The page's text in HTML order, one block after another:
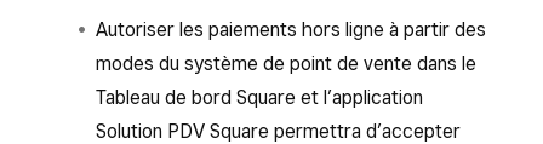
session hors ligne. Cependant, il est fortement
recommandé de téléverser vos paiements hors
ligne dans un délai de 24 heures pour réduire le
risque de rétrofacturations ou de refus de
Autoriser les paiements hors ligne à partir des
modes du système de point de vente dans le
Tableau de bord Square et l’application
Solution PDV Square permettra d’accepter